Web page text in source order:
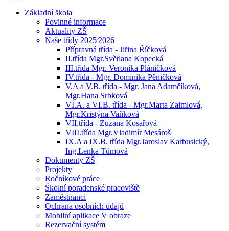
Základní škola
Povinné informace
Aktuality ZŠ
Naše třídy 2025⁄2026
Přípravná třída - Jiřina Říčková
II.třída Mgr.Světlana Kopecká
III.třída Mgr. Veronika Pláničková
IV.třída - Mgr. Dominika Pěničková
V.A a V.B. třída - Mgr. Jana Adamčíková,
Mgr.Hana Srbková
VI.A. a VI.B. třída - Mgr.Marta Zaimlová,
Mgr.Kristýna Vaňková
VII.třída - Zuzana Kosařová
VIII.třída Mgr.Vladimír Mesároš
IX.A a IX.B. třída Mgr.Jaroslav Karbusický,
Ing.Lenka Tůmová
Dokumenty ZŠ
Projekty
Ročníkové práce
Školní poradenské pracoviště
Zaměstnanci
Ochrana osobních údajů
Mobilní aplikace V obraze
Rezervační systém